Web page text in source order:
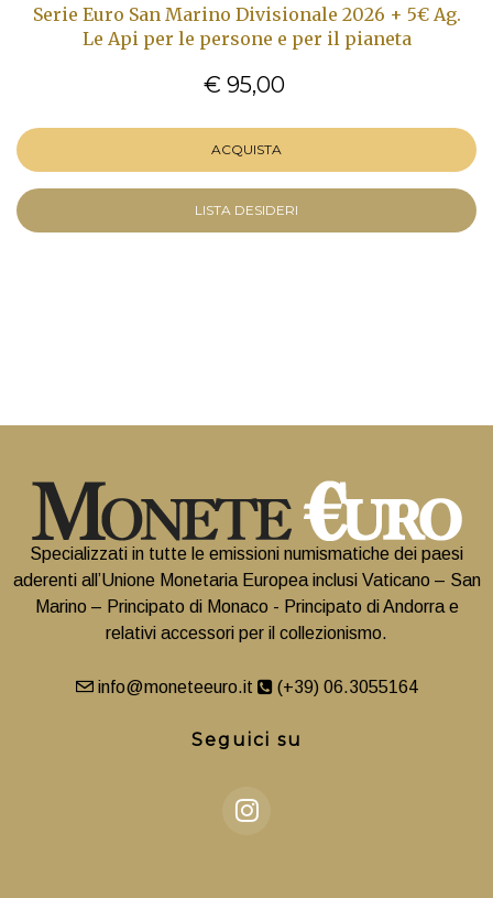
Serie Euro San Marino Divisionale 2026 + 5€ Ag.
Le Api per le persone e per il pianeta
€ 95,00
ACQUISTA
LISTA DESIDERI
Specializzati in tutte le emissioni numismatiche dei paesi
aderenti all’Unione Monetaria Europea inclusi Vaticano – San
Marino – Principato di Monaco - Principato di Andorra e
relativi accessori per il collezionismo.
info@moneteeuro.it (+39) 06.3055164
Seguici su